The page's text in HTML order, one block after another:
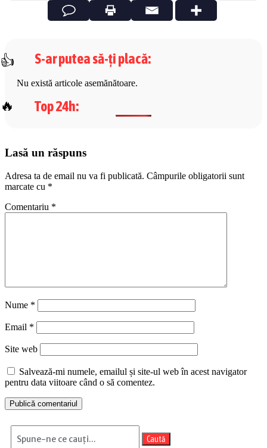
S-ar putea să-ți placă:
Nu există articole asemănătoare.
Top 24h:
Lasă un răspuns
Adresa ta de email nu va fi publicată. Câmpurile obligatorii sunt
marcate cu *
Comentariu *
Nume *
Email *
Site web
Salvează-mi numele, emailul și site-ul web în acest navigator
pentru data viitoare când o să comentez.
Caută